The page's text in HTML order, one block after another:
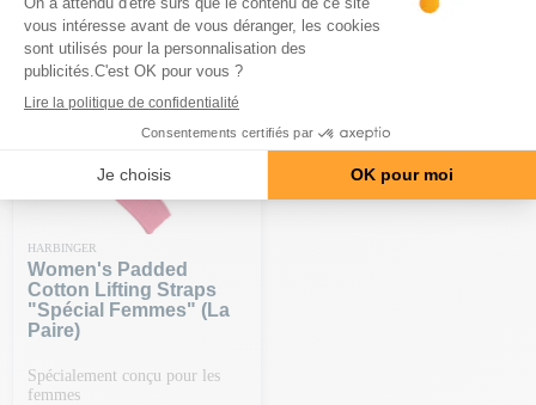
-20€ DÈS 150€ | CODE : BA20
HARBINGER
Women's Padded
Cotton Lifting Straps
"spécial Femmes" (la
Paire)
Spécialement conçu pour les
femmes